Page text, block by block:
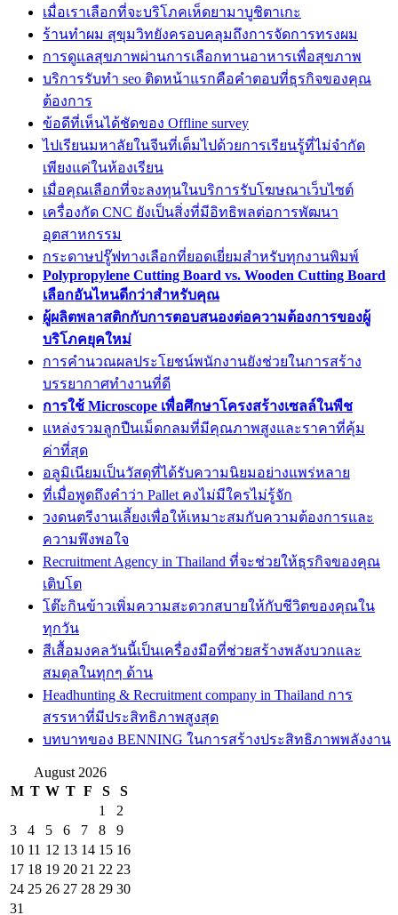
เมื่อเราเลือกที่จะบริโภคเห็ดยามาบูชิตาเกะ
ร้านทำผม สุขุมวิทยังครอบคลุมถึงการจัดการทรงผม
การดูแลสุขภาพผ่านการเลือกทานอาหารเพื่อสุขภาพ
บริการรับทำ seo ติดหน้าแรกคือคำตอบที่ธุรกิจของคุณ
ต้องการ
ข้อดีที่เห็นได้ชัดของ Offline survey
ไปเรียนมหาลัยในจีนที่เต็มไปด้วยการเรียนรู้ที่ไม่จำกัด
เพียงแค่ในห้องเรียน
เมื่อคุณเลือกที่จะลงทุนในบริการรับโฆษณาเว็บไซต์
เครื่องกัด CNC ยังเป็นสิ่งที่มีอิทธิพลต่อการพัฒนา
อุตสาหกรรม
กระดาษปรู๊ฟทางเลือกที่ยอดเยี่ยมสำหรับทุกงานพิมพ์
Polypropylene Cutting Board vs. Wooden Cutting Board
เลือกอันไหนดีกว่าสำหรับคุณ
ผู้ผลิตพลาสติกกับการตอบสนองต่อความต้องการของผู้
บริโภคยุคใหม่
การคำนวณผลประโยชน์พนักงานยังช่วยในการสร้าง
บรรยากาศทำงานที่ดี
การใช้ Microscope เพื่อศึกษาโครงสร้างเซลล์ในพืช
แหล่งรวมลูกปืนเม็ดกลมที่มีคุณภาพสูงและราคาที่คุ้ม
ค่าที่สุด
อลูมิเนียมเป็นวัสดุที่ได้รับความนิยมอย่างแพร่หลาย
ที่เมื่อพูดถึงคำว่า Pallet คงไม่มีใครไม่รู้จัก
วงดนตรีงานเลี้ยงเพื่อให้เหมาะสมกับความต้องการและ
ความพึงพอใจ
Recruitment Agency in Thailand ที่จะช่วยให้ธุรกิจของคุณ
เติบโต
โต๊ะกินข้าวเพิ่มความสะดวกสบายให้กับชีวิตของคุณใน
ทุกวัน
สีเสื้อมงคลวันนี้เป็นเครื่องมือที่ช่วยสร้างพลังบวกและ
สมดุลในทุกๆ ด้าน
Headhunting & Recruitment company in Thailand การ
สรรหาที่มีประสิทธิภาพสูงสุด
บทบาทของ BENNING ในการสร้างประสิทธิภาพพลังงาน
August 2026
M T W T F S
S
1
2
3
4 5 6 7 8
9
10 11 12 13 14 15 16
17 18 19 20 21 22 23
24 25 26 27 28 29 30
31